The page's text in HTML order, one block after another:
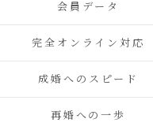
会員データ
完全オンライン対応
成婚へのスピード
再婚への一歩